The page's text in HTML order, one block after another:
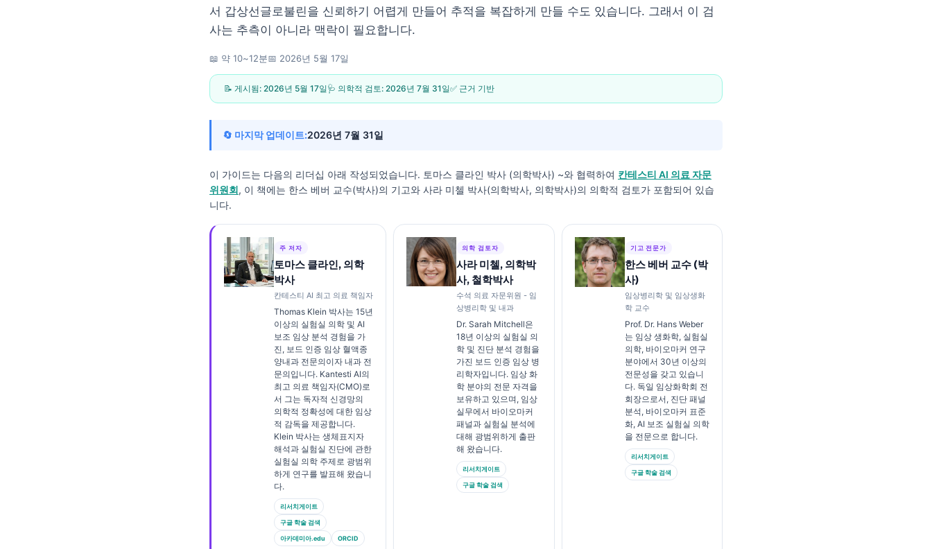
서 갑상선글로불린을 신뢰하기 어렵게 만들어 추적을 복잡하게 만들 수도 있습니다. 그래서 이 검
사는 추측이 아니라 맥락이 필요합니다.
📖 약 10~12분📅 2026년 5월 17일
📝 게시됨: 2026년 5월 17일🩺 의학적 검토: 2026년 7월 31일✅ 근거 기반
🔄 마지막 업데이트:2026년 7월 31일
이 가이드는 다음의 리더십 아래 작성되었습니다. 토마스 클라인 박사 (의학박사) ~와 협력하여 칸테스티 AI 의료 자문
위원회, 이 책에는 한스 베버 교수(박사)의 기고와 사라 미첼 박사(의학박사, 의학박사)의 의학적 검토가 포함되어 있습
니다.
주 저자
토마스 클라인, 의학
박사
칸테스티 AI 최고 의료 책임자
Thomas Klein 박사는 15년
이상의 실험실 의학 및 AI
보조 임상 분석 경험을 가
진, 보드 인증 임상 혈액종
양내과 전문의이자 내과 전
문의입니다. Kantesti AI의
최고 의료 책임자(CMO)로
서 그는 독자적 신경망의
의학적 정확성에 대한 임상
적 감독을 제공합니다.
Klein 박사는 생체표지자
해석과 실험실 진단에 관한
실험실 의학 주제로 광범위
하게 연구를 발표해 왔습니
다.
리서치게이트
구글 학술 검색
아카데미아.edu ORCID
의학 검토자
사라 미첼, 의학박
사, 철학박사
수석 의료 자문위원 - 임
상병리학 및 내과
Dr. Sarah Mitchell은
18년 이상의 실험실 의
학 및 진단 분석 경험을
가진 보드 인증 임상 병
리학자입니다. 임상 화
학 분야의 전문 자격을
보유하고 있으며, 임상
실무에서 바이오마커
패널과 실험실 분석에
대해 광범위하게 출판
해 왔습니다.
리서치게이트
구글 학술 검색
기고 전문가
한스 베버 교수 (박
사)
임상병리학 및 임상생화
학 교수
Prof. Dr. Hans Weber
는 임상 생화학, 실험실
의학, 바이오마커 연구
분야에서 30년 이상의
전문성을 갖고 있습니
다. 독일 임상화학회 전
회장으로서, 진단 패널
분석, 바이오마커 표준
화, AI 보조 실험실 의학
을 전문으로 합니다.
리서치게이트
구글 학술 검색